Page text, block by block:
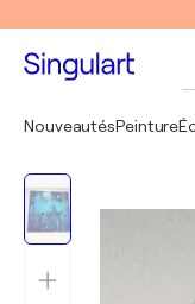
NouveautésPeinture